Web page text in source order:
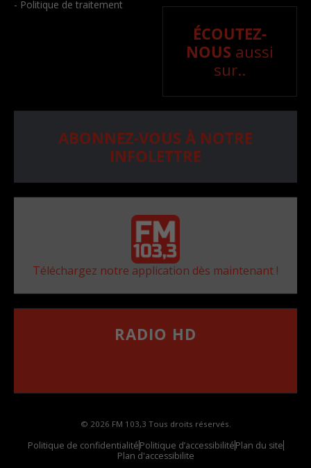
- Politique de traitement
ÉCOUTEZ-
NOUS aussi
sur..
ABONNEZ-VOUS À NOTRE
INFOLETTRE
Téléchargez notre application dès maintenant !
RADIO HD
© 2026 FM 103,3 Tous droits réservés.
Politique de confidentialitéPolitique d’accessibilitéPlan du site
Plan d'accessibilite